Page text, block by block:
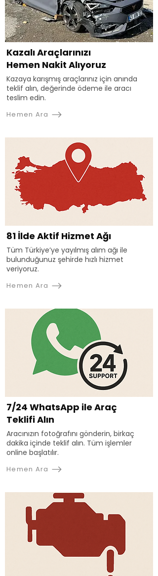
Kazalı Araçlarınızı
Hemen Nakit Alıyoruz
Kazaya karışmış araçlarınız için anında
teklif alın, değerinde ödeme ile aracı
teslim edin.
Hemen Ara
81 İlde Aktif Hizmet Ağı
Tüm Türkiye’ye yayılmış alım ağı ile
bulunduğunuz şehirde hızlı hizmet
veriyoruz.
Hemen Ara
7/24 WhatsApp ile Araç
Teklifi Alın
Aracınızın fotoğrafını gönderin, birkaç
dakika içinde teklif alın. Tüm işlemler
online başlatılır.
Hemen Ara